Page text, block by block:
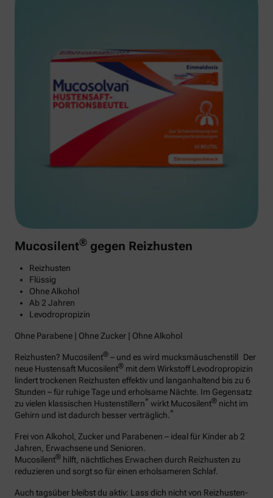
Mucosilent® gegen Reizhusten
Reizhusten
Flüssig
Ohne Alkohol
Ab 2 Jahren
Levodropropizin
Ohne Parabene | Ohne Zucker | Ohne Alkohol
Reizhusten? Mucosilent® – und es wird mucksmäuschenstill Der
neue Hustensaft Mucosilent® mit dem Wirkstoff Levodropropizin
lindert trockenen Reizhusten effektiv und langanhaltend bis zu 6
Stunden – für ruhige Tage und erholsame Nächte. Im Gegensatz
zu vielen klassischen Hustenstillern* wirkt Mucosilent® nicht im
Gehirn und ist dadurch besser verträglich. *
Frei von Alkohol, Zucker und Parabenen – ideal für Kinder ab 2
Jahren, Erwachsene und Senioren.
Mucosilent® hilft, nächtliches Erwachen durch Reizhusten zu
reduzieren und sorgt so für einen erholsameren Schlaf.
Auch tagsüber bleibst du aktiv: Lass dich nicht von Reizhusten-